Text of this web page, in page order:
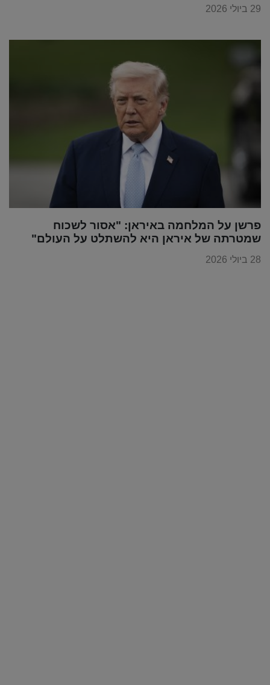
29 ביולי 2026
פרשן על המלחמה באיראן: "אסור לשכוח
שמטרתה של איראן היא להשתלט על העולם"
28 ביולי 2026